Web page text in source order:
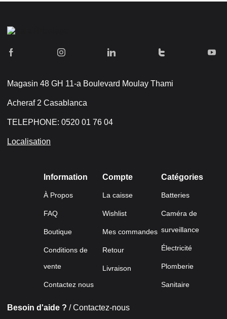
Magasin 48 GH 11-a Boulevard Moulay Thami
Acheraf 2 Casablanca
TELEPHONE: 0520 01 76 04
Localisation
Information
À Propos
FAQ
Boutique
Conditions de
vente
Contactez nous
Compte
La caisse
Wishlist
Mes commandes
Retour
Livraison
Catégories
Batteries
Caméra de
surveillance
Électricité
Plomberie
Sanitaire
Besoin d'aide ? / Contactez-nous